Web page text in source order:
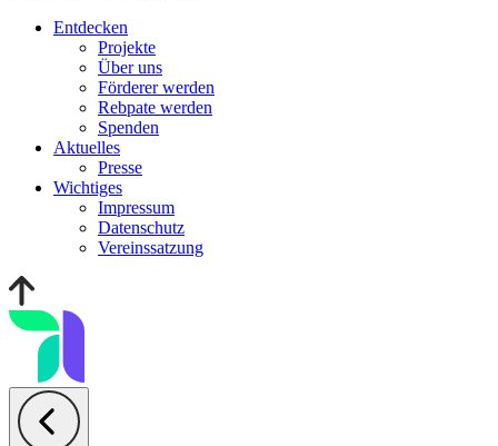
Entdecken
Projekte
Über uns
Förderer werden
Rebpate werden
Spenden
Aktuelles
Presse
Wichtiges
Impressum
Datenschutz
Vereinssatzung